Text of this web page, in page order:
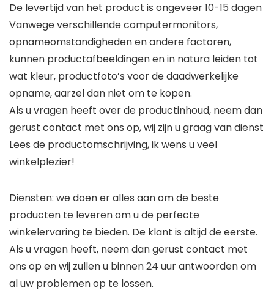
De levertijd van het product is ongeveer 10-15 dagen
Vanwege verschillende computermonitors,
opnameomstandigheden en andere factoren,
kunnen productafbeeldingen en in natura leiden tot
wat kleur, productfoto’s voor de daadwerkelijke
opname, aarzel dan niet om te kopen.
Als u vragen heeft over de productinhoud, neem dan
gerust contact met ons op, wij zijn u graag van dienst
Lees de productomschrijving, ik wens u veel
winkelplezier!
Diensten: we doen er alles aan om de beste
producten te leveren om u de perfecte
winkelervaring te bieden. De klant is altijd de eerste.
Als u vragen heeft, neem dan gerust contact met
ons op en wij zullen u binnen 24 uur antwoorden om
al uw problemen op te lossen.